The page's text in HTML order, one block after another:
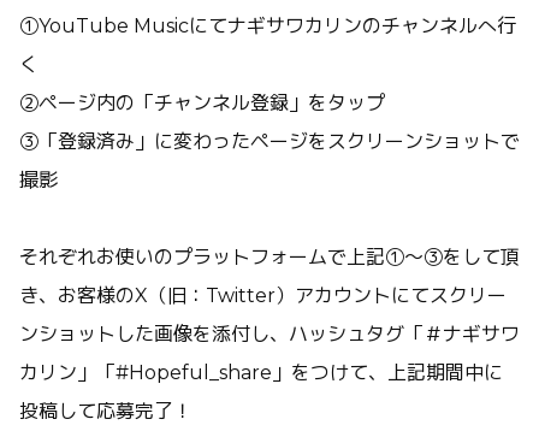
①YouTube Musicにてナギサワカリンのチャンネルへ行
く
②ページ内の「チャンネル登録」をタップ
③「登録済み」に変わったページをスクリーンショットで
撮影
それぞれお使いのプラットフォームで上記①～③をして頂
き、お客様のX（旧：Twitter）アカウントにてスクリー
ンショットした画像を添付し、ハッシュタグ「＃ナギサワ
カリン」「#Hopeful_share」をつけて、上記期間中に
投稿して応募完了！